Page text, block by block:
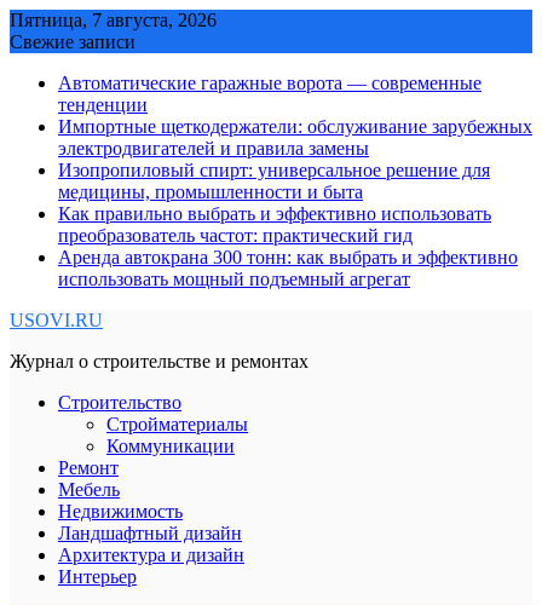
Skip
to
Пятница, 7 августа, 2026
Свежие записи
Автоматические гаражные ворота — современные
тенденции
Импортные щеткодержатели: обслуживание зарубежных
электродвигателей и правила замены
Изопропиловый спирт: универсальное решение для
медицины, промышленности и быта
Как правильно выбрать и эффективно использовать
преобразователь частот: практический гид
Аренда автокрана 300 тонн: как выбрать и эффективно
использовать мощный подъемный агрегат
USOVI.RU
Журнал о строительстве и ремонтах
Строительство
Стройматериалы
Коммуникации
Ремонт
Мебель
Недвижимость
Ландшафтный дизайн
Архитектура и дизайн
Интерьер